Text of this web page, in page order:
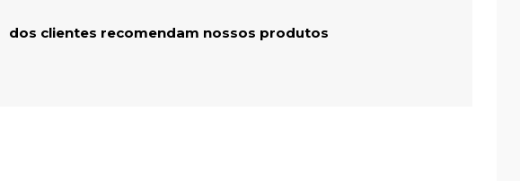
dos clientes recomendam nossos produtos